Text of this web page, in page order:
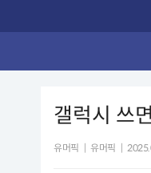
갤럭시 쓰
유머픽 유머픽